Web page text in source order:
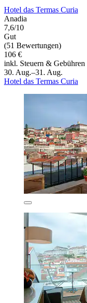
Hotel das Termas Curia
Anadia
7,6/10
Gut
(51 Bewertungen)
106 €
inkl. Steuern & Gebühren
30. Aug.–31. Aug.
Hotel das Termas Curia